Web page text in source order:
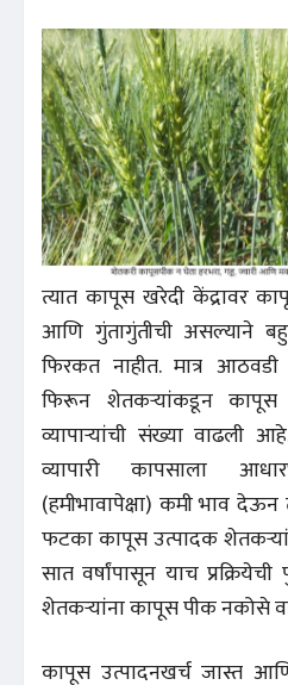
त्यात कापूस खरेदी केंद्रावर
आणि गुंतागुंतीची असल्याने
फिरकत नाहीत. मात्र
फिरून शेतकऱ्यांकडून कापूस
व्यापाऱ्यांची संख्या
व्यापारी कापसाला
(हमीभावापेक्षा) कमी भाव देऊन
फटका कापूस उत्पादक
सात वर्षांपासून याच
शेतकऱ्यांना कापूस पीक नकोसे
कापूस उत्पादनखर्च जास्त